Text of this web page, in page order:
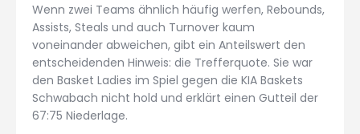
Wenn zwei Teams ähnlich häufig werfen, Rebounds,
Assists, Steals und auch Turnover kaum
voneinander abweichen, gibt ein Anteilswert den
entscheidenden Hinweis: die Trefferquote. Sie war
den Basket Ladies im Spiel gegen die KIA Baskets
Schwabach nicht hold und erklärt einen Gutteil der
67:75 Niederlage.